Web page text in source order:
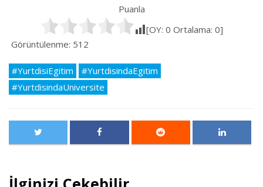
Puanla
[OY: 0 Ortalama: 0]
Görüntülenme: 512
#YurtdisiEgitim
#YurtdisindaEgitim
#YurtdisindaUniversite